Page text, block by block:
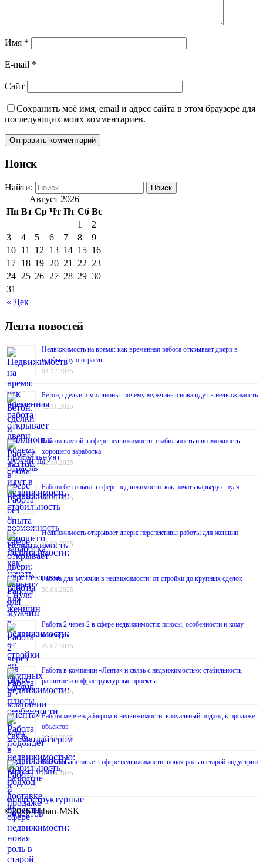
Имя *
E-mail *
Сайт
Сохранить моё имя, email и адрес сайта в этом браузере для
последующих моих комментариев.
Поиск
Найти:
Август 2026
Пн Вт Ср Чт Пт Сб Вс
« Дек
1
2
3
4 5 6 7 8
9
10 11 12 13 14 15 16
17 18 19 20 21 22 23
24 25 26 27 28 29 30
31
Лента новостей
Недвижимость на время: как временная работа открывает двери в
прибыльную отрасль
04.12.2025
Бетон, сделки и миллионы: почему мужчины снова идут в недвижимость
12.11.2025
Работа вахтой в сфере недвижимости: стабильность и возможность
хорошего заработка
22.10.2025
Работа без опыта в сфере недвижимости: как начать карьеру с нуля
01.10.2025
Недвижимость открывает двери: перспективы работы для женщин
10.09.2025
Работа для мужчин в недвижимости: от стройки до крупных сделок
20.08.2025
Работа 2 через 2 в сфере недвижимости: плюсы, особенности и кому
подойдёт
29.07.2025
Работа в компании «Лента» и связь с недвижимостью: стабильность,
развитие и инфраструктурные проекты
10.07.2025
Работа мерчендайзером в недвижимости: визуальный подход к продаже
объектов
20.06.2025
Работа в доставке в сфере недвижимости: новая роль в старой индустрии
03.06.2025
©2026 Urban-MSK